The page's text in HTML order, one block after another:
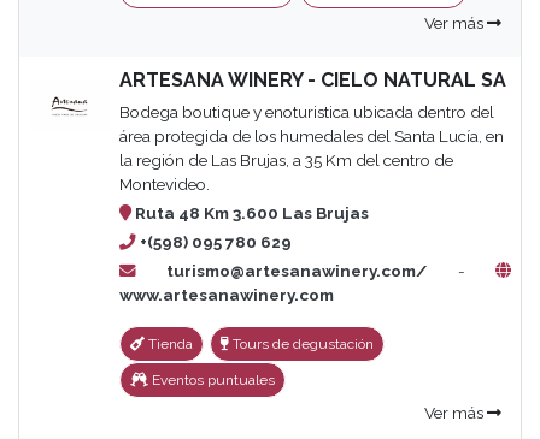
Ver más
ARTESANA WINERY - CIELO NATURAL SA
Bodega boutique y enoturistica ubicada dentro del
área protegida de los humedales del Santa Lucía, en
la región de Las Brujas, a 35 Km del centro de
Montevideo.
Ruta 48 Km 3.600 Las Brujas
+(598) 095 780 629
turismo@artesanawinery.com/ -
www.artesanawinery.com
Tienda Tours de degustación
Eventos puntuales
Ver más